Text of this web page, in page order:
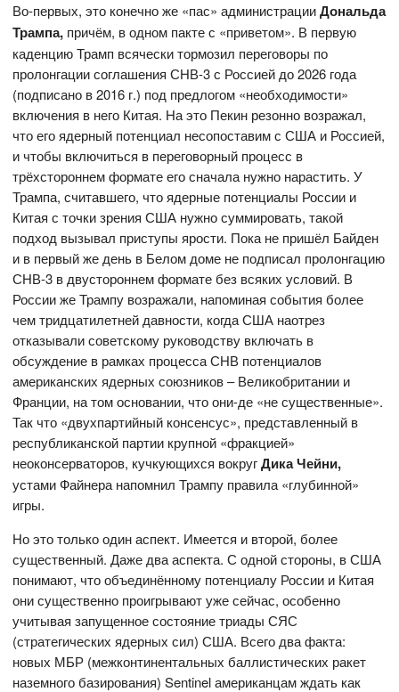
Во-первых, это конечно же «пас» администрацииДональда
Трампа, причём, в одном пакте с «приветом». В первую
каденцию Трамп всячески тормозил переговоры по
пролонгации соглашения СНВ-3 с Россией до 2026 года
(подписано в 2016 г.) под предлогом «необходимости»
включения в него Китая. На это Пекин резонно возражал,
что его ядерный потенциал несопоставим с США и Россией,
и чтобы включиться в переговорный процесс в
трёхстороннем формате его сначала нужно нарастить. У
Трампа, считавшего, что ядерные потенциалы России и
Китая с точки зрения США нужно суммировать, такой
подход вызывал приступы ярости. Пока не пришёл Байден
и в первый же день в Белом доме не подписал пролонгацию
СНВ-3 в двустороннем формате без всяких условий. В
России же Трампу возражали, напоминая события более
чем тридцатилетней давности, когда США наотрез
отказывали советскому руководству включать в
обсуждение в рамках процесса СНВ потенциалов
американских ядерных союзников – Великобритании и
Франции, на том основании, что они-де «не существенные».
Так что «двухпартийный консенсус», представленный в
республиканской партии крупной «фракцией»
неоконсерваторов, кучкующихся вокругДика Чейни,
устами Файнера напомнил Трампу правила «глубинной»
игры.
Но это только один аспект. Имеется и второй, более
существенный. Даже два аспекта. С одной стороны, в США
понимают, что объединённому потенциалу России и Китая
они существенно проигрывают уже сейчас, особенно
учитывая запущенное состояние триады СЯС
(стратегических ядерных сил) США. Всего два факта:
новых МБР (межконтинентальных баллистических ракет
наземного базирования) Sentinel американцам ждать как